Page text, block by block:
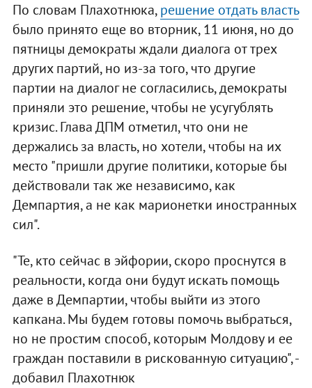
По словам Плахотнюка,решение отдать власть
было принято еще во вторник, 11 июня, но до
пятницы демократы ждали диалога от трех
других партий, но из-за того, что другие
партии на диалог не согласились, демократы
приняли это решение, чтобы не усугублять
кризис. Глава ДПМ отметил, что они не
держались за власть, но хотели, чтобы на их
место "пришли другие политики, которые бы
действовали так же независимо, как
Демпартия, а не как марионетки иностранных
сил".
"Те, кто сейчас в эйфории, скоро проснутся в
реальности, когда они будут искать помощь
даже в Демпартии, чтобы выйти из этого
капкана. Мы будем готовы помочь выбраться,
но не простим способ, которым Молдову и ее
граждан поставили в рискованную ситуацию", -
добавил Плахотнюк